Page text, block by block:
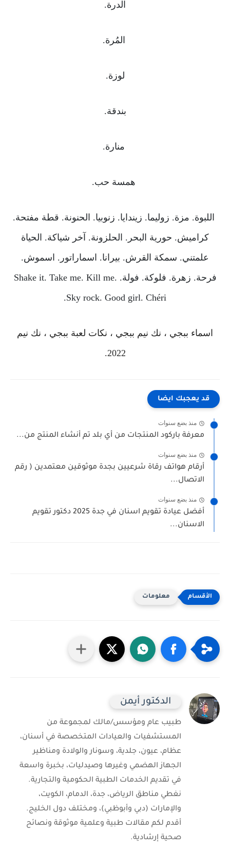
الدرة.
المُرة.
لوزة.
بندقة.
منارة.
همسة حب.
اللبوة. مزة. زوليما. زيندايا. زنوبيا. الحنونة. قطة مفتحة.
كراميش. حورية البحر. الحلزونة. آخر شياكة. الحياة
علمتني. سمكة القرش. بيرانا. اسماراتور. اسموش.
فرحة. زهرة. فلوكة. فولة. Shake it. Take me. Kill me.
Sky rock. Good girl. Chéri.
اسماء ببجي ، نك نيم ببجي ، نكات لعبة ببجي ، نك نيم
2022.
قد يعجبك ايضا
منذ بضع سنوات
معرفة باركود المنتجات من أي بلد تم أنشاء المنتج من...
منذ بضع سنوات
أرقام هواتف رقاة شرعيين بجدة موثوقين معتمدين ( رقم
الاتصال...
منذ بضع سنوات
أفضل عيادة تقويم اسنان في جدة 2025 دكتور تقويم
الاسنان...
معلومات
الدكتور أيمن
طبيب عام ومؤسس/مالك لمجموعة من
المستشفيات والعيادات المتخصصة في أسنان،
عظام، عيون، جلدية، وسونار والولادة ومناظير
الجهاز الهضمي وغيرها وصيدليات، بخبرة واسعة
في تقديم الخدمات الطبية الحكومية والتجارية.
نغطي مناطق الرياض، جدة، الدمام، الكويت،
والإمارات (دبي وأبوظبي)، ومختلف دول الخليج.
أقدم لكم مقالات طبية وعلمية موثوقة ونصائح
صحية إرشادية.